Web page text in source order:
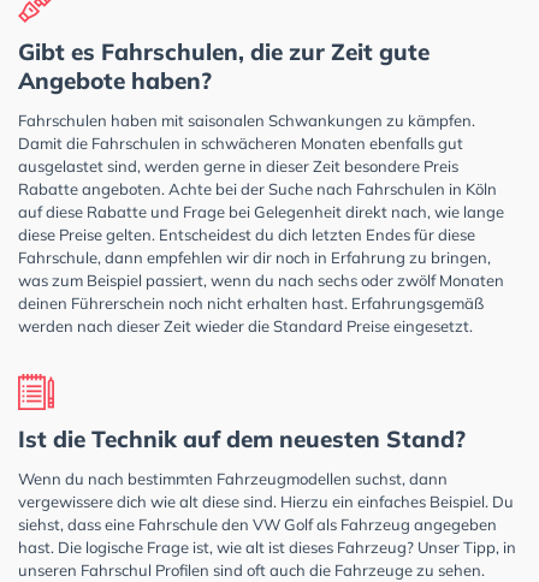
Gibt es Fahrschulen, die zur Zeit gute
Angebote haben?
Fahrschulen haben mit saisonalen Schwankungen zu kämpfen.
Damit die Fahrschulen in schwächeren Monaten ebenfalls gut
ausgelastet sind, werden gerne in dieser Zeit besondere Preis
Rabatte angeboten. Achte bei der Suche nach Fahrschulen in Köln
auf diese Rabatte und Frage bei Gelegenheit direkt nach, wie lange
diese Preise gelten. Entscheidest du dich letzten Endes für diese
Fahrschule, dann empfehlen wir dir noch in Erfahrung zu bringen,
was zum Beispiel passiert, wenn du nach sechs oder zwölf Monaten
deinen Führerschein noch nicht erhalten hast. Erfahrungsgemäß
werden nach dieser Zeit wieder die Standard Preise eingesetzt.
Ist die Technik auf dem neuesten Stand?
Wenn du nach bestimmten Fahrzeugmodellen suchst, dann
vergewissere dich wie alt diese sind. Hierzu ein einfaches Beispiel. Du
siehst, dass eine Fahrschule den VW Golf als Fahrzeug angegeben
hast. Die logische Frage ist, wie alt ist dieses Fahrzeug? Unser Tipp, in
unseren Fahrschul Profilen sind oft auch die Fahrzeuge zu sehen.